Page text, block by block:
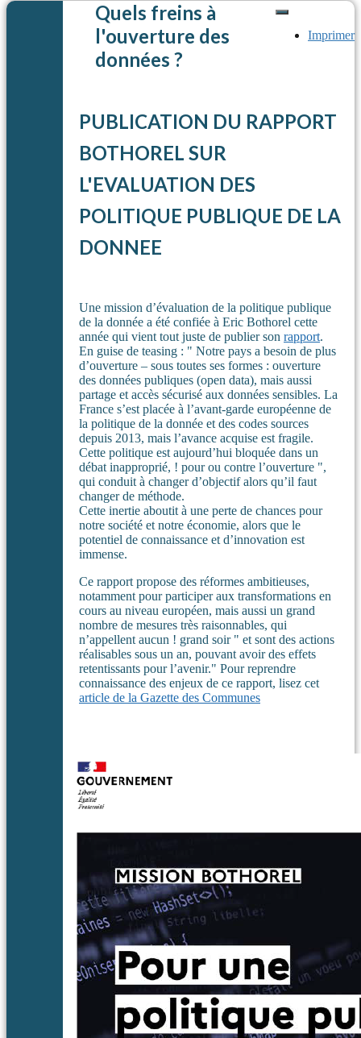
Imprimer
Quels freins à
l'ouverture des
données ?
PUBLICATION DU RAPPORT
BOTHOREL SUR
L'EVALUATION DES
POLITIQUE PUBLIQUE DE LA
DONNEE
Une mission d’évaluation de la politique publique
de la donnée a été confiée à Eric Bothorel cette
année qui vient tout juste de publier son rapport.
En guise de teasing : " Notre pays a besoin de plus
d’ouverture – sous toutes ses formes : ouverture
des données publiques (open data), mais aussi
partage et accès sécurisé aux données sensibles. La
France s’est placée à l’avant-garde européenne de
la politique de la donnée et des codes sources
depuis 2013, mais l’avance acquise est fragile.
Cette politique est aujourd’hui bloquée dans un
débat inapproprié, ! pour ou contre l’ouverture ",
qui conduit à changer d’objectif alors qu’il faut
changer de méthode.
Cette inertie aboutit à une perte de chances pour
notre société et notre économie, alors que le
potentiel de connaissance et d’innovation est
immense.
Ce rapport propose des réformes ambitieuses,
notamment pour participer aux transformations en
cours au niveau européen, mais aussi un grand
nombre de mesures très raisonnables, qui
n’appellent aucun ! grand soir " et sont des actions
réalisables sous un an, pouvant avoir des effets
retentissants pour l’avenir." Pour reprendre
connaissance des enjeux de ce rapport, lisez cet
article de la Gazette des Communes